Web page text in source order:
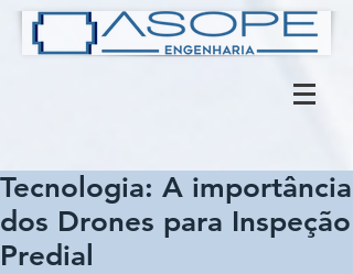
Tecnologia: A importância
dos Drones para Inspeção
Predial